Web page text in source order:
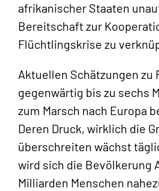
afrikanischer Staaten
Bereitschaft zur
Flüchtlingskrise zu
Aktuellen Schätzungen zu
gegenwärtig bis zu sechs
zum Marsch nach Europa
Deren Druck, wirklich die
überschreiten wächst
wird sich die Bevölkerung
Milliarden Menschen